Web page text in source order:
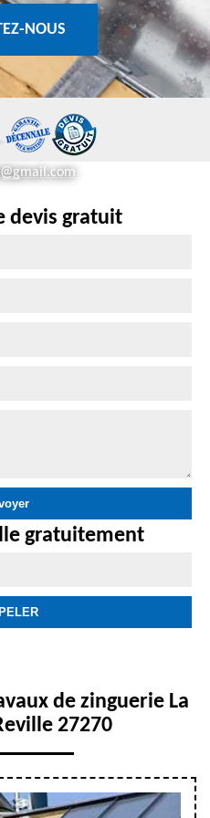
NOUS
devis gratuit
gratuitement
de zinguerie La
27270